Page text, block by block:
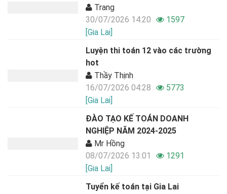
Trang
30/07/2026 14:20
1597
[Gia Lai]
Luyện thi toán 12 vào các trường
hot
Thầy Thịnh
16/07/2026 04:28
5773
[Gia Lai]
ĐÀO TẠO KẾ TOÁN DOANH
NGHIỆP NĂM 2024-2025
Mr Hồng
08/07/2026 13:01
1291
[Gia Lai]
Tuyển kế toán tại Gia Lai